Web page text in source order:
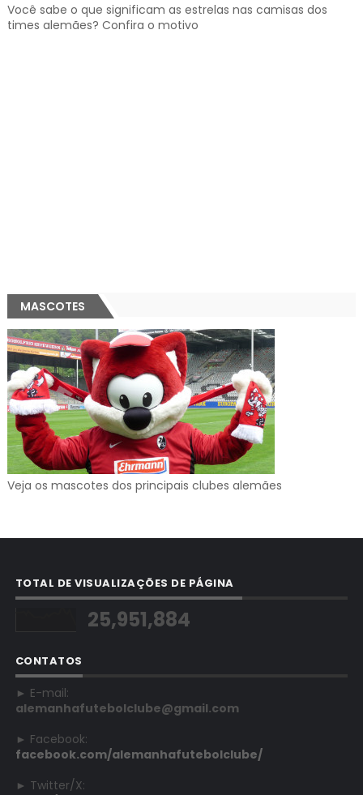
Você sabe o que significam as estrelas nas camisas dos
times alemães? Confira o motivo
MASCOTES
Veja os mascotes dos principais clubes alemães
TOTAL DE VISUALIZAÇÕES DE PÁGINA
25,951,884
CONTATOS
► E-mail:
alemanhafutebolclube@gmail.com
► Facebook:
facebook.com/alemanhafutebolclube/
► Twitter/X: